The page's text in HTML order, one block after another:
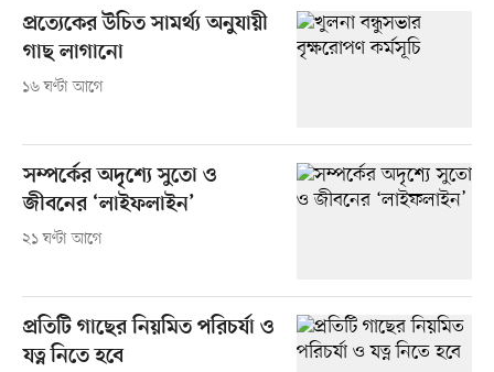
প্রত্যেকের উচিত সামর্থ্য অনুযায়ী
গাছ লাগানো
১৬ ঘণ্টা আগে
সম্পর্কের অদৃশ্যে সুতো ও
জীবনের ‘লাইফলাইন’
২১ ঘণ্টা আগে
প্রতিটি গাছের নিয়মিত পরিচর্যা ও
যত্ন নিতে হবে